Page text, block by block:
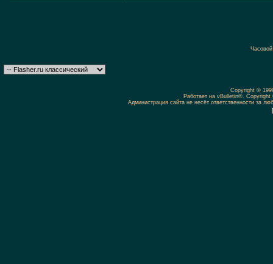
Copyright ©
Работает на vBulletin®.
Администрация сайта не несёт ответственности за